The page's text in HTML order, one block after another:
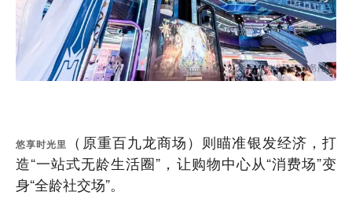
悠享时光里
（原重百九龙商场）则瞄准银发经济，打
造“一站式无龄生活圈”，让购物中心从“消费场”变
身“全龄社交场”。